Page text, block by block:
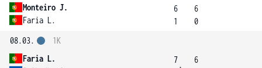
Monteiro J.
Faria L.
6
1
6
0
08.03.
Faria L.
1K
7
6